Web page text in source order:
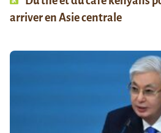
arriver en Asie centrale